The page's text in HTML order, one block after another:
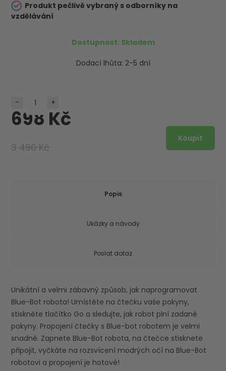
Produkt pečlivě vybraný s odborníky na
vzdělávání
Dostupnost: Skladem
Dodací lhůta: 2-5 dní
3 490 Kč
698 Kč
- +
Popis
Ukázky a návody
Poslat dotaz
Unikátní a velmi zábavný způsob, jak naprogramovat
Blue-Bot robota! Umístěte na čtečku vaše pokyny,
stiskněte tlačítko Go a sledujte, jak robot plní zadané
pokyny. Propojení čtečky s Blue-bot robotem je velmi
snadné. Zapnete Blue-Bot robota, na čtečce stisknete
připojit, vyčkáte na rozsvícení modrých očí na Blue-Bot
robotovi a propojení je hotové!